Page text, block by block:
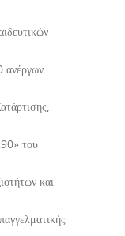
ανέργων
του
και